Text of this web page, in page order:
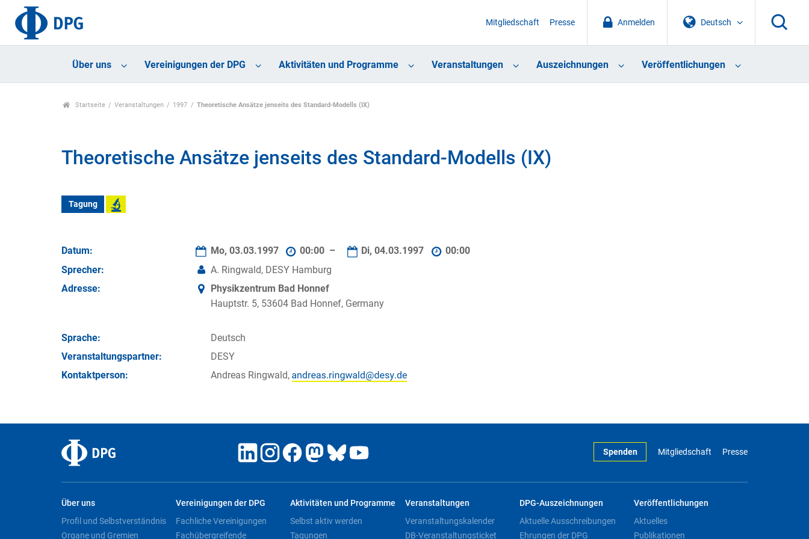
Deutsch
Anmelden
Mitgliedschaft Presse
Über uns Vereinigungen der DPG Aktivitäten und Programme Veranstaltungen Auszeichnungen Veröffentlichungen
Startseite Veranstaltungen 1997 Theoretische Ansätze jenseits des Standard-Modells (IX)
Theoretische Ansätze jenseits des Standard-Modells (IX)
Tagung
Datum: Mo, 03.03.1997 00:00 – Di, 04.03.1997
00:00
Sprecher:
A. Ringwald, DESY Hamburg
Adresse:
Physikzentrum Bad Honnef
Hauptstr. 5, 53604 Bad Honnef, Germany
Sprache:
Deutsch
Veran­staltungs­partner:
DESY
Kontakt­person:
Andreas Ringwald,
Spenden Mitgliedschaft Presse
Über uns
Profil und Selbstverständnis
Organe und Gremien
Vereinigungen der DPG
Fachliche Vereinigungen
Fachübergreifende
Aktivitäten und Programme
Selbst aktiv werden
Tagungen
Veranstaltungen
Veranstaltungskalender
DB-Veranstaltungsticket
DPG-Auszeichnungen
Aktuelle Ausschreibungen
Ehrungen der DPG
Veröffentlichungen
Aktuelles
Publikationen